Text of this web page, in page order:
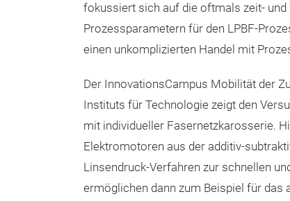
fokussiert sich auf die oftmals zeit-
Prozessparametern für den LPBF-
einen unkomplizierten Handel mit
Der InnovationsCampus Mobilität der
Instituts für Technologie zeigt den
mit individueller Fasernetzkarosserie.
Elektromotoren aus der additiv-
Linsendruck-Verfahren zur schnellen
ermöglichen dann zum Beispiel für das